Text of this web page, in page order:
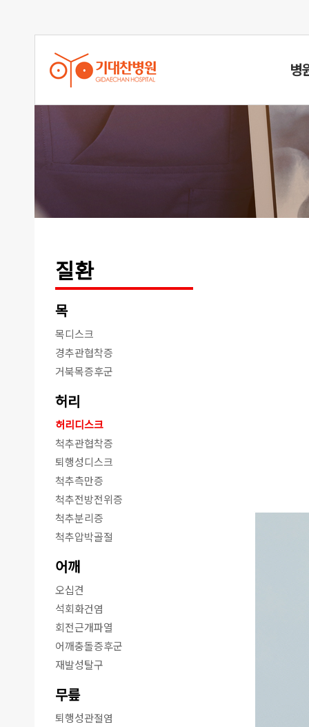
병
질환
목
목디스크
경추관협착증
거북목증후군
허리
허리디스크
척추관협착증
퇴행성디스크
척추측만증
척추전방전위증
척추분리증
척추압박골절
어깨
오십견
석회화건염
회전근개파열
어깨충돌증후군
재발성탈구
무릎
퇴행성관절염